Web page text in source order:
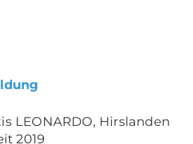
LEONARDO, Hirslanden
2019